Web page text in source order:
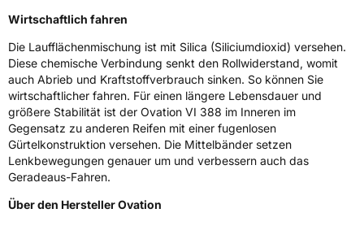
SchlauchtypTL
ZustandNeureifen
VerstärktXL
EU Label
EffizienzD
Wirtschaftlich fahren
Die Laufflächenmischung ist mit Silica (Siliciumdioxid) versehen.
Diese chemische Verbindung senkt den Rollwiderstand, womit
auch Abrieb und Kraftstoffverbrauch sinken. So können Sie
wirtschaftlicher fahren. Für einen längere Lebensdauer und
größere Stabilität ist der Ovation VI 388 im Inneren im
Gegensatz zu anderen Reifen mit einer fugenlosen
Gürtelkonstruktion versehen. Die Mittelbänder setzen
Lenkbewegungen genauer um und verbessern auch das
Geradeaus-Fahren.
Über den Hersteller Ovation